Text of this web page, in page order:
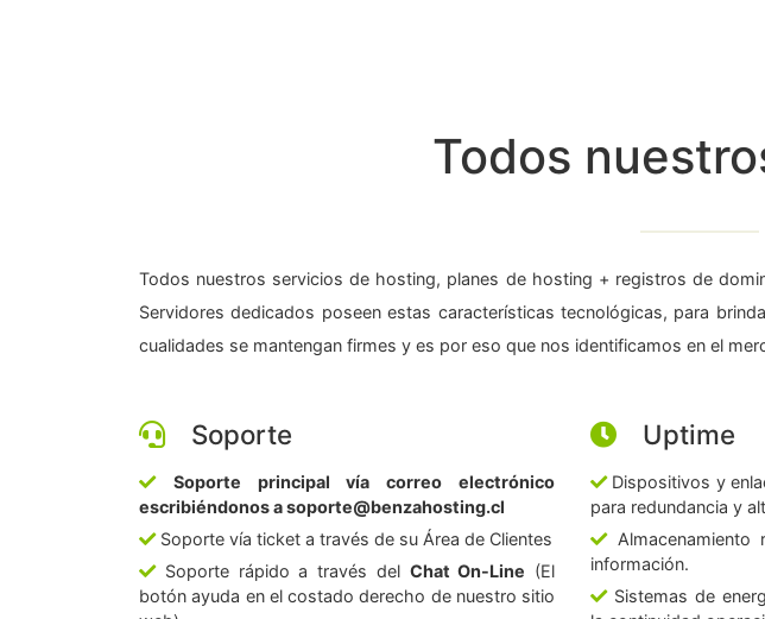
Todos
Todos nuestros servicios de hosting, planes de hosting + registros de
Servidores dedicados poseen estas características tecnológicas, para
cualidades se mantengan firmes y es por eso que nos identificamos en el
Soporte
Soporte principal vía correo electrónico
escribiéndonos a soporte@benzahosting.cl
Soporte vía ticket a través de su Área de Clientes
Soporte rápido a través del Chat On-Line (El
botón ayuda en el costado derecho de nuestro sitio
Uptime
Dispositivos y
para redundancia y
Almacenamiento
información.
Sistemas de